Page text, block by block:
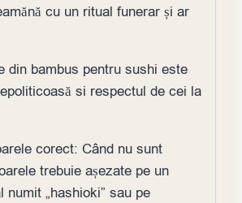
cu un ritual funerar și ar
din bambus pentru sushi este
si respectul de cei la
corect: Când nu sunt
trebuie așezate pe un
numit „hashioki” sau pe